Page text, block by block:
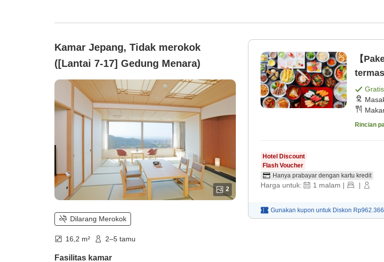
Kamar Jepang, Tidak merokok
([Lantai 7-17] Gedung Menara)
2
Dilarang Merokok
16,2 m² 2–5 tamu
Fasilitas kamar
【
Rincian
Hotel Discount
Flash Voucher
Hanya prabayar dengan kartu kredit
Harga untuk: 1 malam | |
Gunakan kupon untuk Diskon Rp962.366